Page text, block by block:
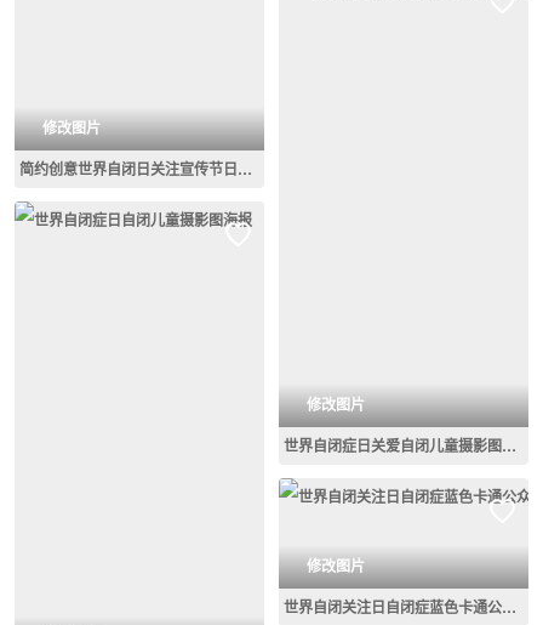
修改图片
简约创意世界自闭日关注宣传节日海报
修改图片
世界自闭症日关爱自闭儿童摄影图海报
修改图片
世界自闭关注日自闭症蓝色卡通公众号首图